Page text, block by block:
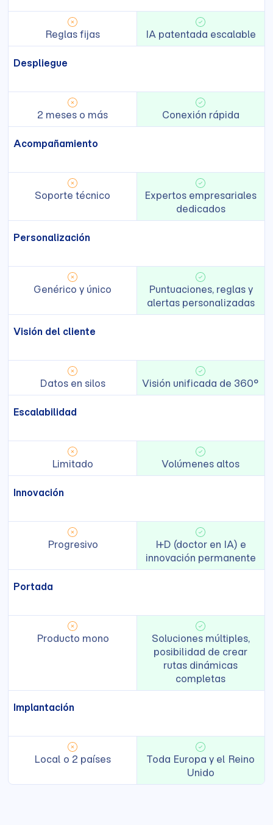
Reglas fijas IA patentada escalable
Despliegue
2 meses o más Conexión rápida
Acompañamiento
Soporte técnico
Expertos empresariales
dedicados
Personalización
Genérico y único
Puntuaciones, reglas y
alertas personalizadas
Visión del cliente
Datos en silos Visión unificada de 360°
Escalabilidad
Limitado Volúmenes altos
Innovación
Progresivo
I+D (doctor en IA) e
innovación permanente
Portada
Producto mono
Soluciones múltiples,
posibilidad de crear
rutas dinámicas
completas
Implantación
Local o 2 países
Toda Europa y el Reino
Unido